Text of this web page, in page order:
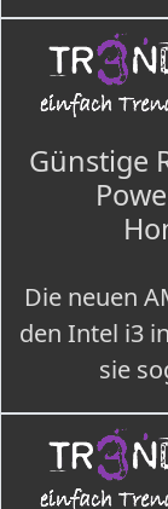
Günstige
Die neuen
den Intel i3
sie